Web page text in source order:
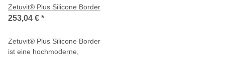
Zetuvit® Plus Silicone Border
253,04 € *
Zetuvit® Plus Silicone Border
ist eine hochmoderne,